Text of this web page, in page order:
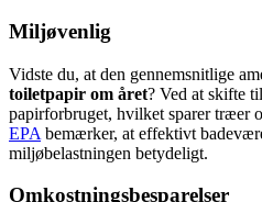
Miljøvenlig
Vidste du, at den gennemsnitlige
toiletpapir om året? Ved at skifte
papirforbruget, hvilket sparer træer
EPA bemærker, at effektivt
miljøbelastningen betydeligt.
Omkostningsbesparelser